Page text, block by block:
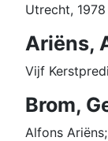
Utrecht,
Ariëns,
Vijf
Brom,
Alfons